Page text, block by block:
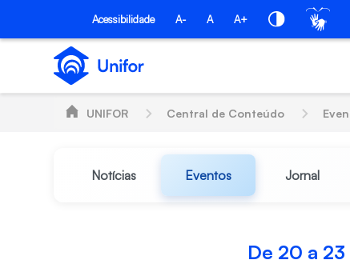
Pular para o Conteúdo principal
Acessibilidade A- A A+
UNIFOR Central de Conteúdo
Notícias Eventos Jornal
De 20 a